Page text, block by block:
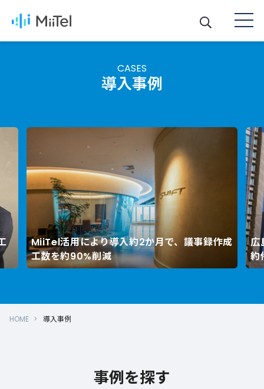
CASES
導入事例
活用により導入約2か月で、議事録作成
を約90%削減
広島銀行が
約件数・金
Next
HOME 導入事例
事例を探す